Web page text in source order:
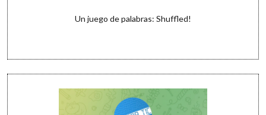
Un juego de palabras: Shuffled!